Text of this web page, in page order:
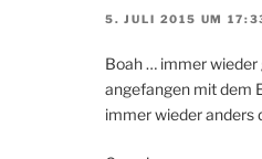
5. JULI 2015 UM
Boah … immer wieder
angefangen mit dem
immer wieder anders